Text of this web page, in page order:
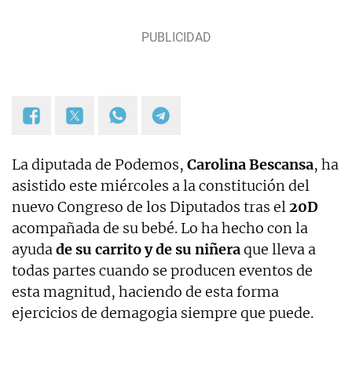
La diputada de Podemos, Carolina Bescansa, ha
asistido este miércoles a la constitución del
nuevo Congreso de los Diputados tras el20D
acompañada de su bebé. Lo ha hecho con la
ayudade su carrito y de su niñeraque lleva a
todas partes cuando se producen eventos de
esta magnitud, haciendo de esta forma
ejercicios de demagogia siempre que puede.